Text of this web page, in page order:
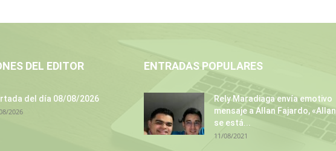
DEL EDITOR
del día 08/08/2026
2026
ENTRADAS POPULARES
Rely Maradiaga envía emotivo
mensaje a Allan Fajardo, «Allan
se está...
11/08/2021